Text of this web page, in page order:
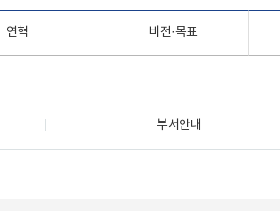
연혁 비전·목표
부서안내